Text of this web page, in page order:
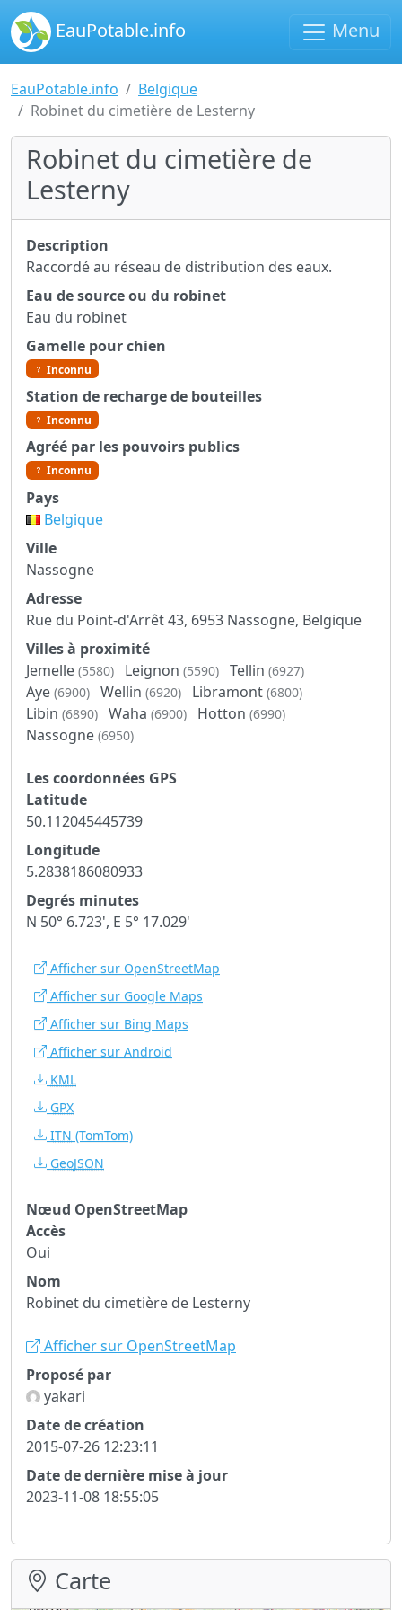
EauPotable.info Menu
EauPotable.info
Belgique
Robinet du cimetière de Lesterny
Robinet du cimetière de
Lesterny
Description
Raccordé au réseau de distribution des eaux.
Eau de source ou du robinet
Eau du robinet
Gamelle pour chien
Inconnu
Station de recharge de bouteilles
Inconnu
Agréé par les pouvoirs publics
Inconnu
Pays
Belgique
Ville
Nassogne
Adresse
Rue du Point-d'Arrêt 43, 6953 Nassogne, Belgique
Villes à proximité
Jemelle (5580) Leignon (5590) Tellin (6927)
Aye (6900) Wellin (6920) Libramont (6800)
Libin (6890) Waha (6900) Hotton (6990)
Nassogne (6950)
Les coordonnées GPS
Latitude
50.112045445739
Longitude
5.2838186080933
Degrés minutes
N 50° 6.723', E 5° 17.029'
Afficher sur OpenStreetMap
Afficher sur Google Maps
Afficher sur Bing Maps
Afficher sur Android
KML
GPX
ITN (TomTom)
GeoJSON
Nœud OpenStreetMap
Accès
Oui
Nom
Robinet du cimetière de Lesterny
Afficher sur OpenStreetMap
Proposé par
yakari
Date de création
2015-07-26 12:23:11
Date de dernière mise à jour
2023-11-08 18:55:05
Carte